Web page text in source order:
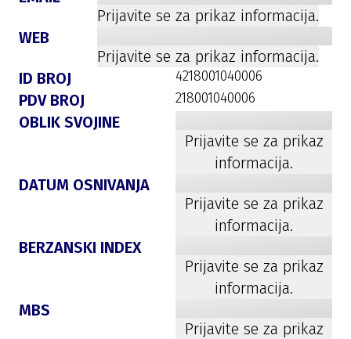
Prijavite se za prikaz informacija.
WEB
Prijavite se za prikaz informacija.
ID BROJ
4218001040006
PDV BROJ 218001040006
OBLIK SVOJINE
Prijavite se za prikaz
informacija.
DATUM OSNIVANJA
Prijavite se za prikaz
informacija.
BERZANSKI INDEX
Prijavite se za prikaz
informacija.
MBS
Prijavite se za prikaz